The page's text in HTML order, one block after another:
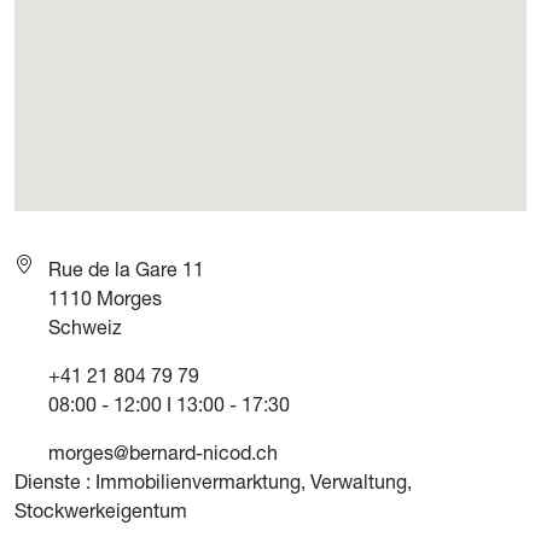
Rue de la Gare 11
1110 Morges
Schweiz
+41 21 804 79 79
08:00 - 12:00 I 13:00 - 17:30
morges@bernard-nicod.ch
Dienste : Immobilienvermarktung, Verwaltung,
Stockwerkeigentum